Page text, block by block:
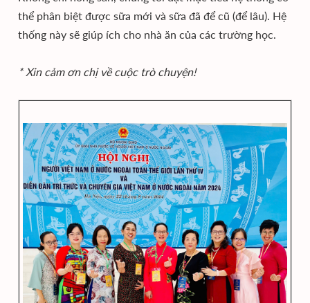
thể phân biệt được sữa mới và sữa đã để cũ (để lâu). Hệ
thống này sẽ giúp ích cho nhà ăn của các trường học.
* Xin cảm ơn chị về cuộc trò chuyện!